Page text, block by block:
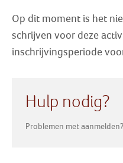
Op dit moment is het
schrijven voor deze
inschrijvingsperiode
Hulp nodig?
Problemen met